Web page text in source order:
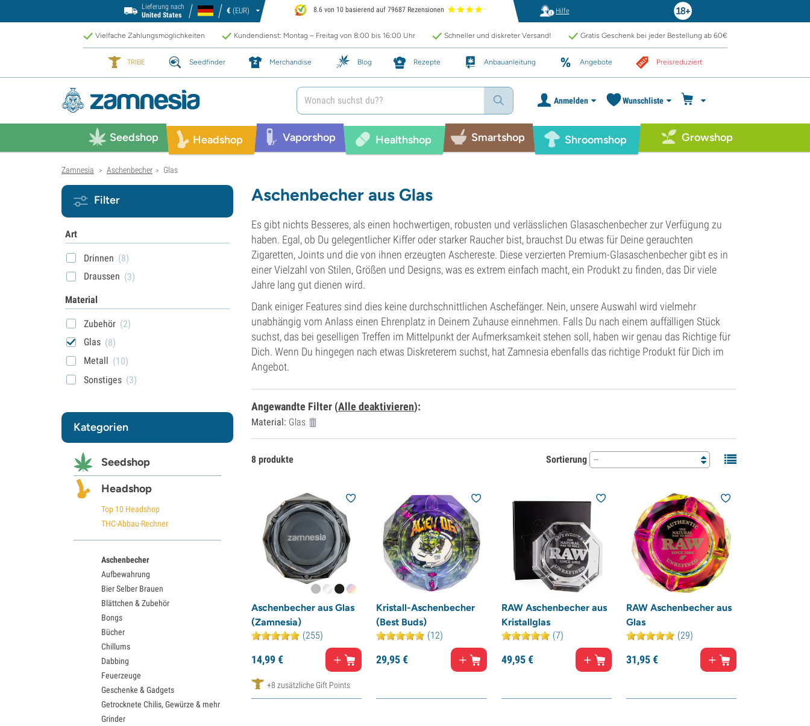
Lieferung nach
United States
€ (EUR) 8.6 von 10 basierend auf 79687 Rezensionen Hilfe
Vielfache Zahlungsmöglichkeiten Kundendienst: Montag – Freitag von 8:00 bis 16:00 Uhr Schneller und diskreter Versand! Gratis Geschenk bei jeder Bestellung ab 60€
TRIBE Seedfinder Merchandise Blog Rezepte Anbauanleitung Angebote Preisreduziert
Anmelden Wunschliste
Seedshop Headshop Vaporshop Healthshop Smartshop Shroomshop Growshop
Zamnesia > Aschenbecher > Glas
Aschenbecher aus Glas
Es gibt nichts Besseres, als einen hochwertigen, robusten und verlässlichen Glasaschenbecher zur Verfügung zu
haben. Egal, ob Du gelegentlicher Kiffer oder starker Raucher bist, brauchst Du etwas für Deine gerauchten
Zigaretten, Joints und die von ihnen erzeugten Aschereste. Diese verzierten Premium-Glasaschenbecher gibt es in
einer Vielzahl von Stilen, Größen und Designs, was es extrem einfach macht, ein Produkt zu finden, das Dir viele
Jahre lang gut dienen wird.
Dank einiger Features sind dies keine durchschnittlichen Aschefänger. Nein, unsere Auswahl wird vielmehr
unabhängig vom Anlass einen Ehrenplatz in Deinem Zuhause einnehmen. Falls Du nach einem auffälligen Stück
suchst, das bei geselligen Treffen im Mittelpunkt der Aufmerksamkeit stehen soll, haben wir genau das Richtige für
Dich. Wenn Du hingegen nach etwas Diskreterem suchst, hat Zamnesia ebenfalls das richtige Produkt für Dich im
Angebot.
Angewandte Filter (Alle deaktivieren):
Material: Glas
8 produkte Sortierung --
Aschenbecher aus Glas
(Zamnesia)
(255)
14,99€
+8 zusätzliche Gift Points
Kristall-Aschenbecher
(Best Buds)
(12)
29,95€
RAW Aschenbecher aus
Kristallglas
(7)
49,95€
RAW Aschenbecher aus
Glas
(29)
31,95€
Filter
Art
Drinnen (8)
Draussen (3)
Material
Zubehör (2)
Glas (8)
Metall (10)
Sonstiges (3)
Kategorien
Seedshop
Headshop
Top 10 Headshop
THC-Abbau-Rechner
Aschenbecher
Aufbewahrung
Bier Selber Brauen
Blättchen & Zubehör
Bongs
Bücher
Chillums
Dabbing
Feuerzeuge
Geschenke & Gadgets
Getrocknete Chilis, Gewürze & mehr
Grinder